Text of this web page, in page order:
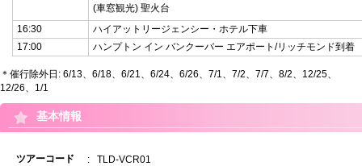
(車窓観光) 聖火台
16:30
ハイアットリージェンシー・ホテル下車
17:00
ハンプトン イン バンクーバー エアポート/リッチモンド到着
＊催行除外日: 6/13、6/18、6/21、6/24、6/26、7/1、7/2、7/7、8/2、12/25、
12/26、1/1
基本情報
ツアーコード : TLD-VCR01